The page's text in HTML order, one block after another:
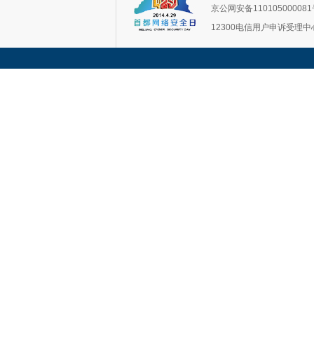
京公网安备110105000081
12300电信用户申诉受理中